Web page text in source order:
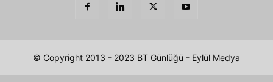
© Copyright 2013 - 2023 BT Günlüğü - Eylül Medya